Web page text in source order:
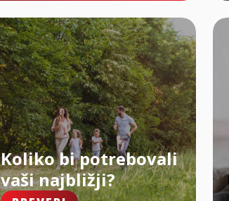
Koliko bi potrebovali
vaši najbližji?